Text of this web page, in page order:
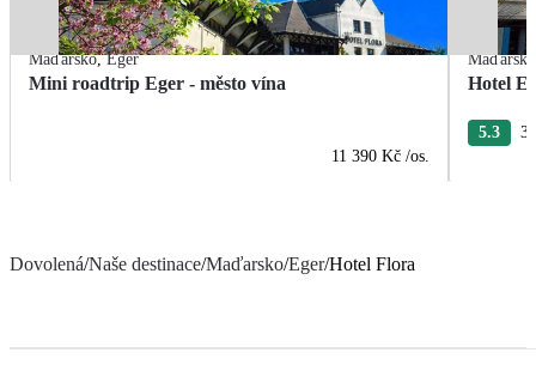
Maďarsko,Eger
Mini roadtrip Eger - město vína
11 390 Kč /os.
Maďarsko
Hotel
5.3 3
Dovolená/Naše destinace/Maďarsko/Eger/Hotel Flora